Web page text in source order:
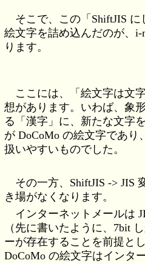
そこで、この「ShiftJIS
絵文字を詰め込んだのが、i-
ります。
ここには、「絵文字は文
想があります。いわば、象
る「漢字」に、新たな文字
が DoCoMo の絵文字であり
扱いやすいものでした。
その一方、ShiftJIS -> JIS
き場がなくなります。
インターネットメールは
（先に書いたように、7bit
ーが存在することを前提と
DoCoMo の絵文字はインタ